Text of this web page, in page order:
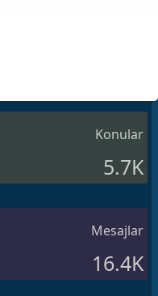
Konular
5.7K
Mesajlar
16.4K